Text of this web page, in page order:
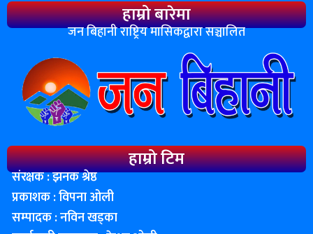
हाम्रो बारेमा
जन बिहानी राष्ट्रिय मासिकद्वारा सञ्चालित
हाम्रो टिम
संरक्षक : झनक श्रेष्ठ
प्रकाशक : विपना ओली
सम्पादक : नविन खड्का